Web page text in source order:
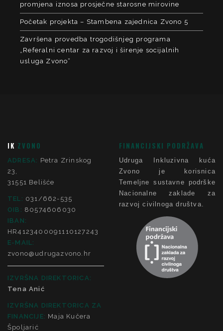
promjena iznosa prosječne starosne mirovine
Početak projekta – Stambena zajednica Zvono 5
Završena provedba trogodišnjeg programa
„Referalni centar za razvoj i širenje socijalnih
usluga Zvono“
IK ZVONO
ADRESA: Petra Zrinskog
23,
31551 Belišće
TEL: 031/662-535
OIB: 80574606030
IBAN:
HR4123400091110127243
E-MAIL:
zvono@udrugazvono.hr
IZVRŠNA DIREKTORICA:
Tena Anić
IZVRŠNA DIREKTORICA ZA
FINANCIJE: Maja Kučera
Špoljarić
FINANCIJSKI PODRŽAVA
Udruga Inkluzivna kuća
Zvono je korisnica
Temeljne sustavne podrške
Nacionalne zaklade za
razvoj civilnoga društva.